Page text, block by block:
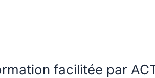
facilitée par